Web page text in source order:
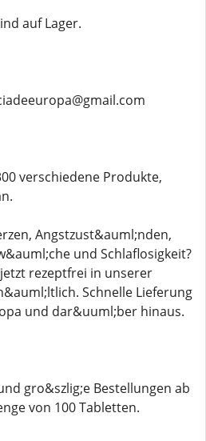
auf Lager.
verschiedene Produkte,
Angstzust&auml;nden,
und Schlaflosigkeit?
rezeptfrei in unserer
Schnelle Lieferung
und dar&uuml;ber hinaus.
gro&szlig;e Bestellungen ab
von 100 Tabletten.